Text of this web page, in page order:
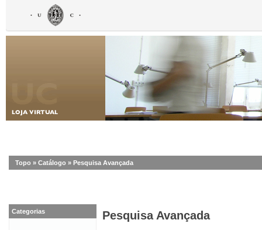
Topo » Catálogo » Pesquisa Avançada
Pesquisa Avançada
Categorias